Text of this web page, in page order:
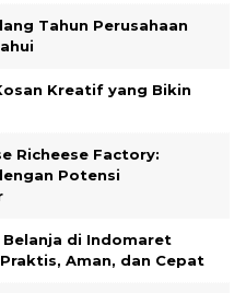
Tahun Perusahaan
Kreatif yang Bikin
Richeese Factory:
Potensi
Belanja di Indomaret
Praktis, Aman, dan Cepat